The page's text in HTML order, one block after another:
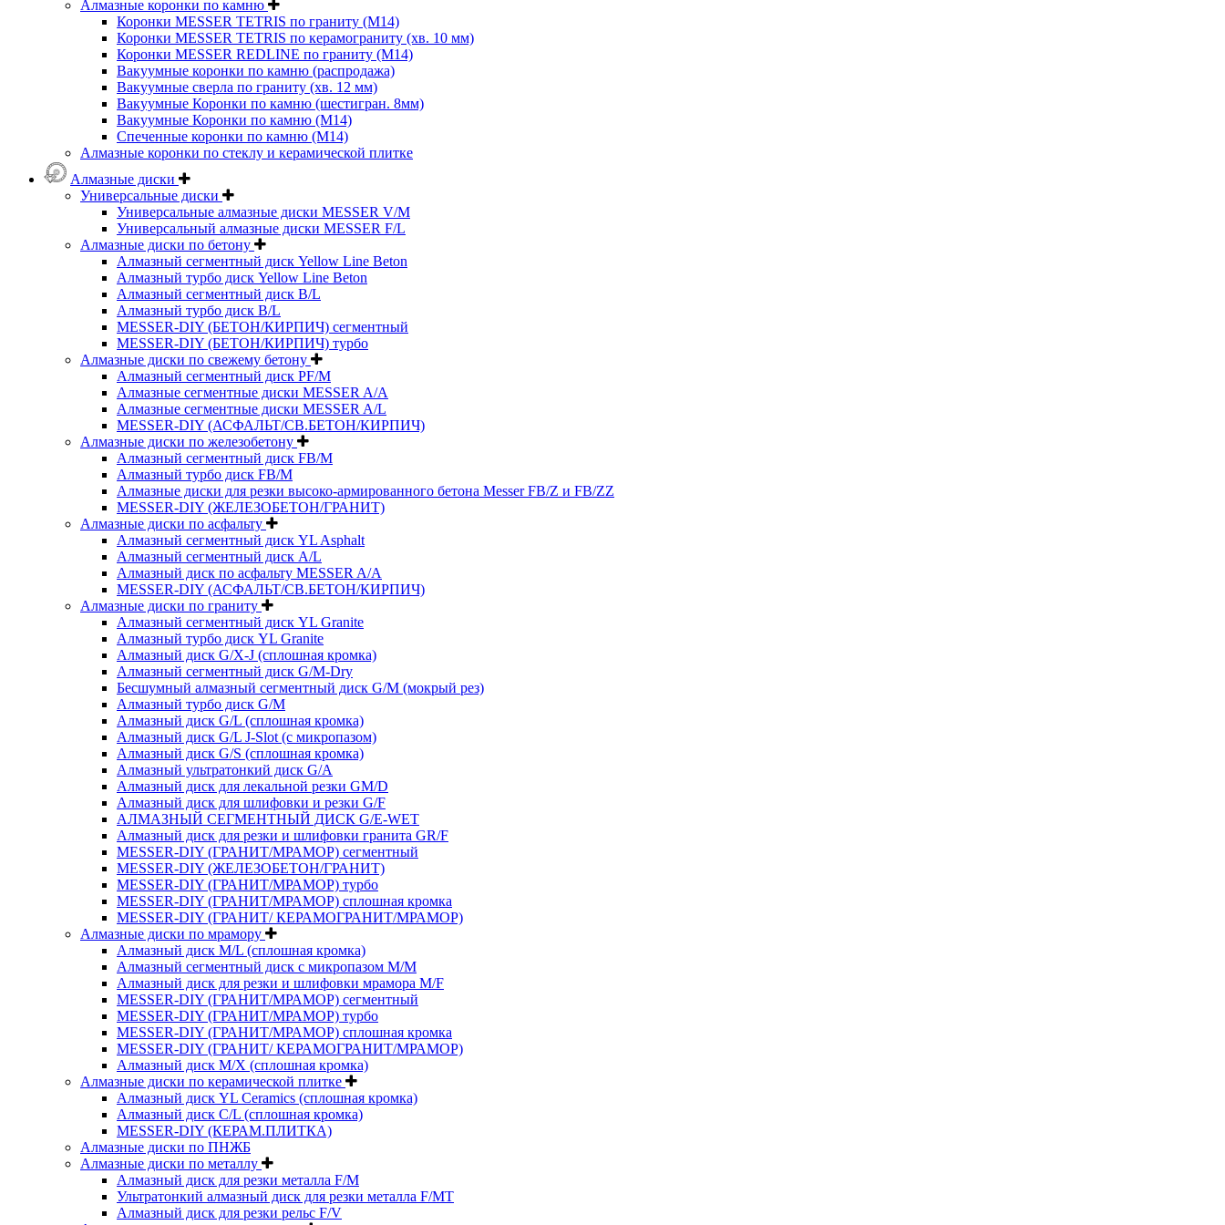
Алмазные коронки по камню
Коронки MESSER TETRIS по граниту (М14)
Коронки MESSER TETRIS по керамограниту (хв. 10 мм)
Коронки MESSER REDLINE по граниту (М14)
Вакуумные коронки по камню (распродажа)
Вакуумные сверла по граниту (хв. 12 мм)
Вакуумные Коронки по камню (шестигран. 8мм)
Вакуумные Коронки по камню (M14)
Спеченные коронки по камню (M14)
Алмазные коронки по стеклу и керамической плитке
Алмазные диски
Универсальные диски
Универсальные алмазные диски MESSER V/M
Универсальный алмазные диски MESSER F/L
Алмазные диски по бетону
Алмазный сегментный диск Yellow Line Beton
Алмазный турбо диск Yellow Line Beton
Алмазный сегментный диск B/L
Алмазный турбо диск B/L
MESSER-DIY (БЕТОН/КИРПИЧ) сегментный
MESSER-DIY (БЕТОН/КИРПИЧ) турбо
Алмазные диски по свежему бетону
Алмазный сегментный диск PF/M
Алмазные сегментные диски MESSER A/A
Алмазные сегментные диски MESSER A/L
MESSER-DIY (АСФАЛЬТ/СВ.БЕТОН/КИРПИЧ)
Алмазные диски по железобетону
Алмазный сегментный диск FB/M
Алмазный турбо диск FB/M
Алмазные диски для резки высоко-армированного бетона Messer FB/Z и FB/ZZ
MESSER-DIY (ЖЕЛЕЗОБЕТОН/ГРАНИТ)
Алмазные диски по асфальту
Алмазный сегментный диск YL Asphalt
Алмазный сегментный диск A/L
Алмазный диск по асфальту MESSER A/A
MESSER-DIY (АСФАЛЬТ/СВ.БЕТОН/КИРПИЧ)
Алмазные диски по граниту
Алмазный сегментный диск YL Granite
Алмазный турбо диск YL Granite
Алмазный диск G/X-J (сплошная кромка)
Алмазный сегментный диск G/M-Dry
Бесшумный алмазный сегментный диск G/M (мокрый рез)
Алмазный турбо диск G/M
Алмазный диск G/L (сплошная кромка)
Алмазный диск G/L J-Slot (с микропазом)
Алмазный диск G/S (сплошная кромка)
Алмазный ультратонкий диск G/A
Алмазный диск для лекальной резки GM/D
Алмазный диск для шлифовки и резки G/F
АЛМАЗНЫЙ СЕГМЕНТНЫЙ ДИСК G/E-WET
Алмазный диск для резки и шлифовки гранита GR/F
MESSER-DIY (ГРАНИТ/МРАМОР) сегментный
MESSER-DIY (ЖЕЛЕЗОБЕТОН/ГРАНИТ)
MESSER-DIY (ГРАНИТ/МРАМОР) турбо
MESSER-DIY (ГРАНИТ/МРАМОР) сплошная кромка
MESSER-DIY (ГРАНИТ/ КЕРАМОГРАНИТ/МРАМОР)
Алмазные диски по мрамору
Алмазный диск M/L (сплошная кромка)
Алмазный сегментный диск с микропазом M/M
Алмазный диск для резки и шлифовки мрамора M/F
MESSER-DIY (ГРАНИТ/МРАМОР) сегментный
MESSER-DIY (ГРАНИТ/МРАМОР) турбо
MESSER-DIY (ГРАНИТ/МРАМОР) сплошная кромка
MESSER-DIY (ГРАНИТ/ КЕРАМОГРАНИТ/МРАМОР)
Алмазный диск M/X (сплошная кромка)
Алмазные диски по керамической плитке
Алмазный диск YL Ceramics (сплошная кромка)
Алмазный диск C/L (сплошная кромка)
MESSER-DIY (КЕРАМ.ПЛИТКА)
Алмазные диски по ПНЖБ
Алмазные диски по металлу
Алмазный диск для резки металла F/M
Ультратонкий алмазный диск для резки металла F/MT
Алмазный диск для резки рельс F/V